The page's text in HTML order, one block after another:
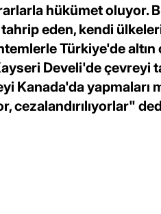
hükümet oluyor.
eden, kendi
Türkiye'de altın
Develi'de çevreyi
Kanada'da yapmaları
cezalandırılıyorlar"